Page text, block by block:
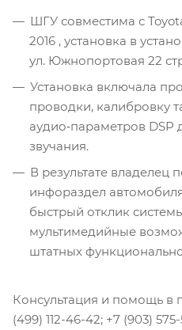
ШГУ совместима с
2016 , установка в
ул. Южнопортовая 22
Установка включала
проводки, калибровку
аудио‑параметров DSP
звучания.
В результате владелец
инфораздел
быстрый отклик
мультимедийные
штатных
Консультация и помощь в
(499) 112-46-42; +7 (903)